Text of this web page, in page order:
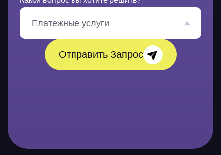
н
и
Платежные услуги
Отправить Запрос